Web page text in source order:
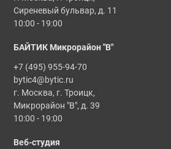
Сиреневый бульвар, д. 11
10:00 - 19:00
БАЙТИК Микрорайон "В"
+7 (495) 955-94-70
bytic4@bytic.ru
г. Москва, г. Троицк,
Микрорайон "В", д. 39
10:00 - 19:00
Веб-студия